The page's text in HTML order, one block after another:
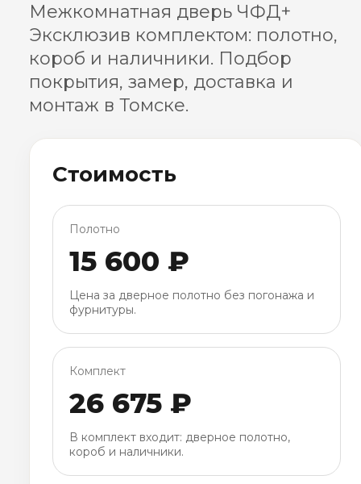
Межкомнатная дверь ЧФД+
Эксклюзив комплектом: полотно,
короб и наличники. Подбор
покрытия, замер, доставка и
монтаж в Томске.
Стоимость
Полотно
15 600 ₽
Цена за дверное полотно без погонажа и
фурнитуры.
Комплект
26 675 ₽
В комплект входит: дверное полотно,
короб и наличники.